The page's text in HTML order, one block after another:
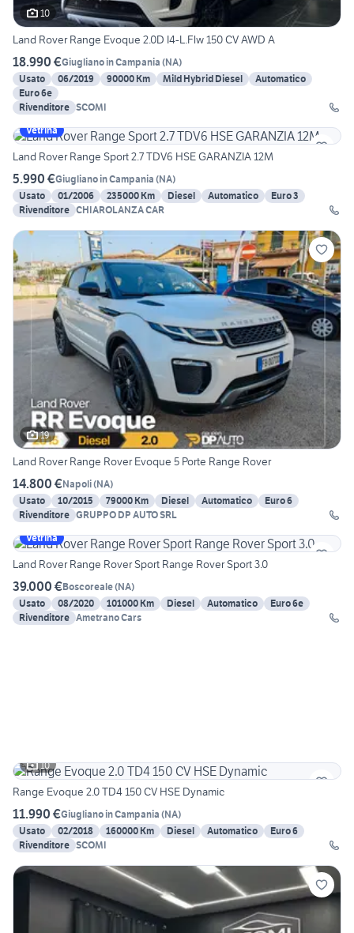
10
Land Rover Range Evoque 2.0D I4-L.Flw 150 CV AWD A
18.990 €Giugliano in Campania (NA)
Usato
06/2019 90000 Km Mild Hybrid Diesel
Automatico
Euro 6e
Rivenditore SCOMI
Vetrina
Land Rover Range Sport 2.7 TDV6 HSE GARANZIA 12M
5.990 €Giugliano in Campania (NA)
Usato
01/2006 235000 Km Diesel Automatico
Euro 3
Rivenditore CHIAROLANZA CAR
19
Land Rover Range Rover Evoque 5 Porte Range Rover
14.800 €Napoli(NA)
Usato
10/2015 79000 Km Diesel Automatico
Euro 6
Rivenditore GRUPPO DP AUTO SRL
Vetrina
Land Rover Range Rover Sport Range Rover Sport 3.0
39.000 €Boscoreale(NA)
Usato
08/2020 101000 Km Diesel Automatico
Euro 6e
Rivenditore Ametrano Cars
10
Range Evoque 2.0 TD4 150 CV HSE Dynamic
11.990 €Giugliano in Campania (NA)
Usato
02/2018 160000 Km Diesel Automatico
Euro 6
Rivenditore SCOMI